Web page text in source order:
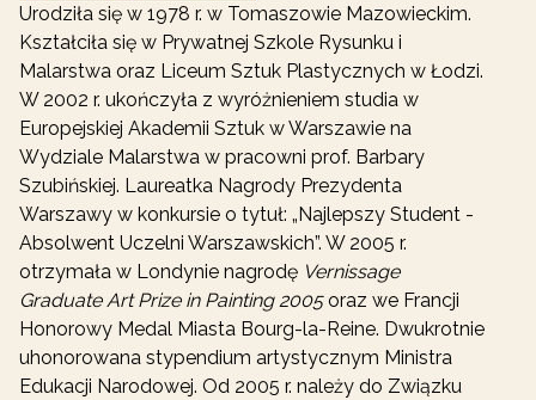
Urodziła się w 1978 r. w Tomaszowie Mazowieckim.
Kształciła się w Prywatnej Szkole Rysunku i
Malarstwa oraz Liceum Sztuk Plastycznych w Łodzi.
W 2002 r. ukończyła z wyróżnieniem studia w
Europejskiej Akademii Sztuk w Warszawie na
Wydziale Malarstwa w pracowni prof. Barbary
Szubińskiej. Laureatka Nagrody Prezydenta
Warszawy w konkursie o tytuł: „Najlepszy Student -
Absolwent Uczelni Warszawskich”. W 2005 r.
otrzymała w Londynie nagrodę Vernissage
Graduate Art Prize in Painting 2005 oraz we Francji
Honorowy Medal Miasta Bourg-la-Reine. Dwukrotnie
uhonorowana stypendium artystycznym Ministra
Edukacji Narodowej. Od 2005 r. należy do Związku